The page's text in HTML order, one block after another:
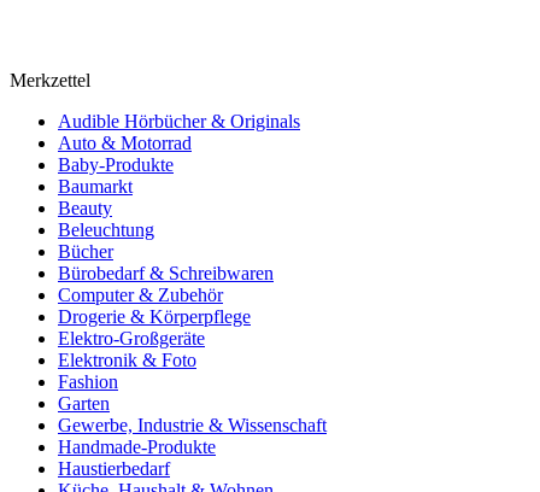
Merkzettel
Audible Hörbücher & Originals
Auto & Motorrad
Baby-Produkte
Baumarkt
Beauty
Beleuchtung
Bücher
Bürobedarf & Schreibwaren
Computer & Zubehör
Drogerie & Körperpflege
Elektro-Großgeräte
Elektronik & Foto
Fashion
Garten
Gewerbe, Industrie & Wissenschaft
Handmade-Produkte
Haustierbedarf